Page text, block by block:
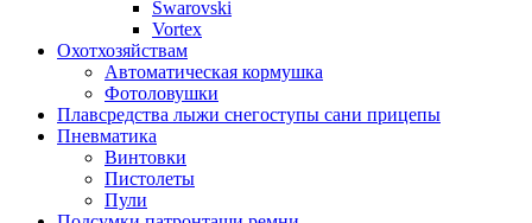
Swarovski
Vortex
Охотхозяйствам
Автоматическая кормушка
Фотоловушки
Плавсредства лыжи снегоступы сани прицепы
Пневматика
Винтовки
Пистолеты
Пули